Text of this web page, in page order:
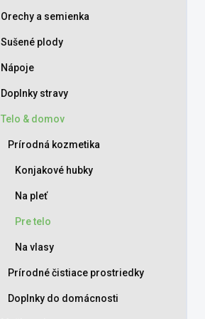
Orechy a semienka
Sušené plody
Nápoje
Doplnky stravy
Telo & domov
Prírodná kozmetika
Konjakové hubky
Na pleť
Pre telo
Na vlasy
Prírodné čistiace prostriedky
Doplnky do domácnosti